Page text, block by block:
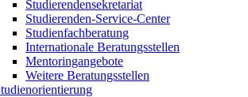
Studierendensekretariat
Studierenden-Service-Center
Studienfachberatung
Internationale Beratungsstellen
Mentoringangebote
Weitere Beratungsstellen